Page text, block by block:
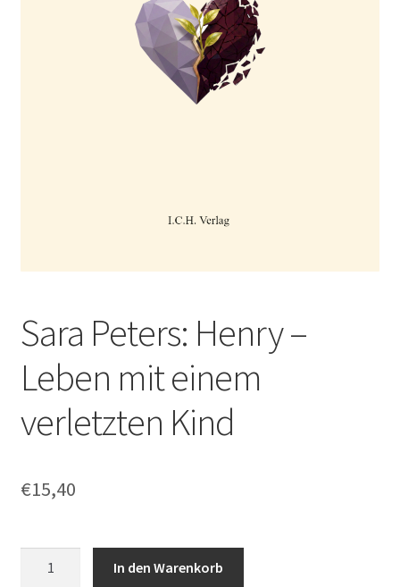
Sara Peters: Henry –
Leben mit einem
verletzten Kind
€15,40
In den Warenkorb